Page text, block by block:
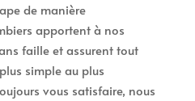
de manière
apportent à nos
faille et assurent tout
simple au plus
vous satisfaire, nous